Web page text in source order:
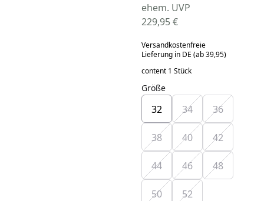
ehem. UVP
229,95 €
Versandkostenfreie
Lieferung in DE (ab 39,95)
content 1 Stück
Größe
32 34 36
38 40 42
44 46 48
50 52